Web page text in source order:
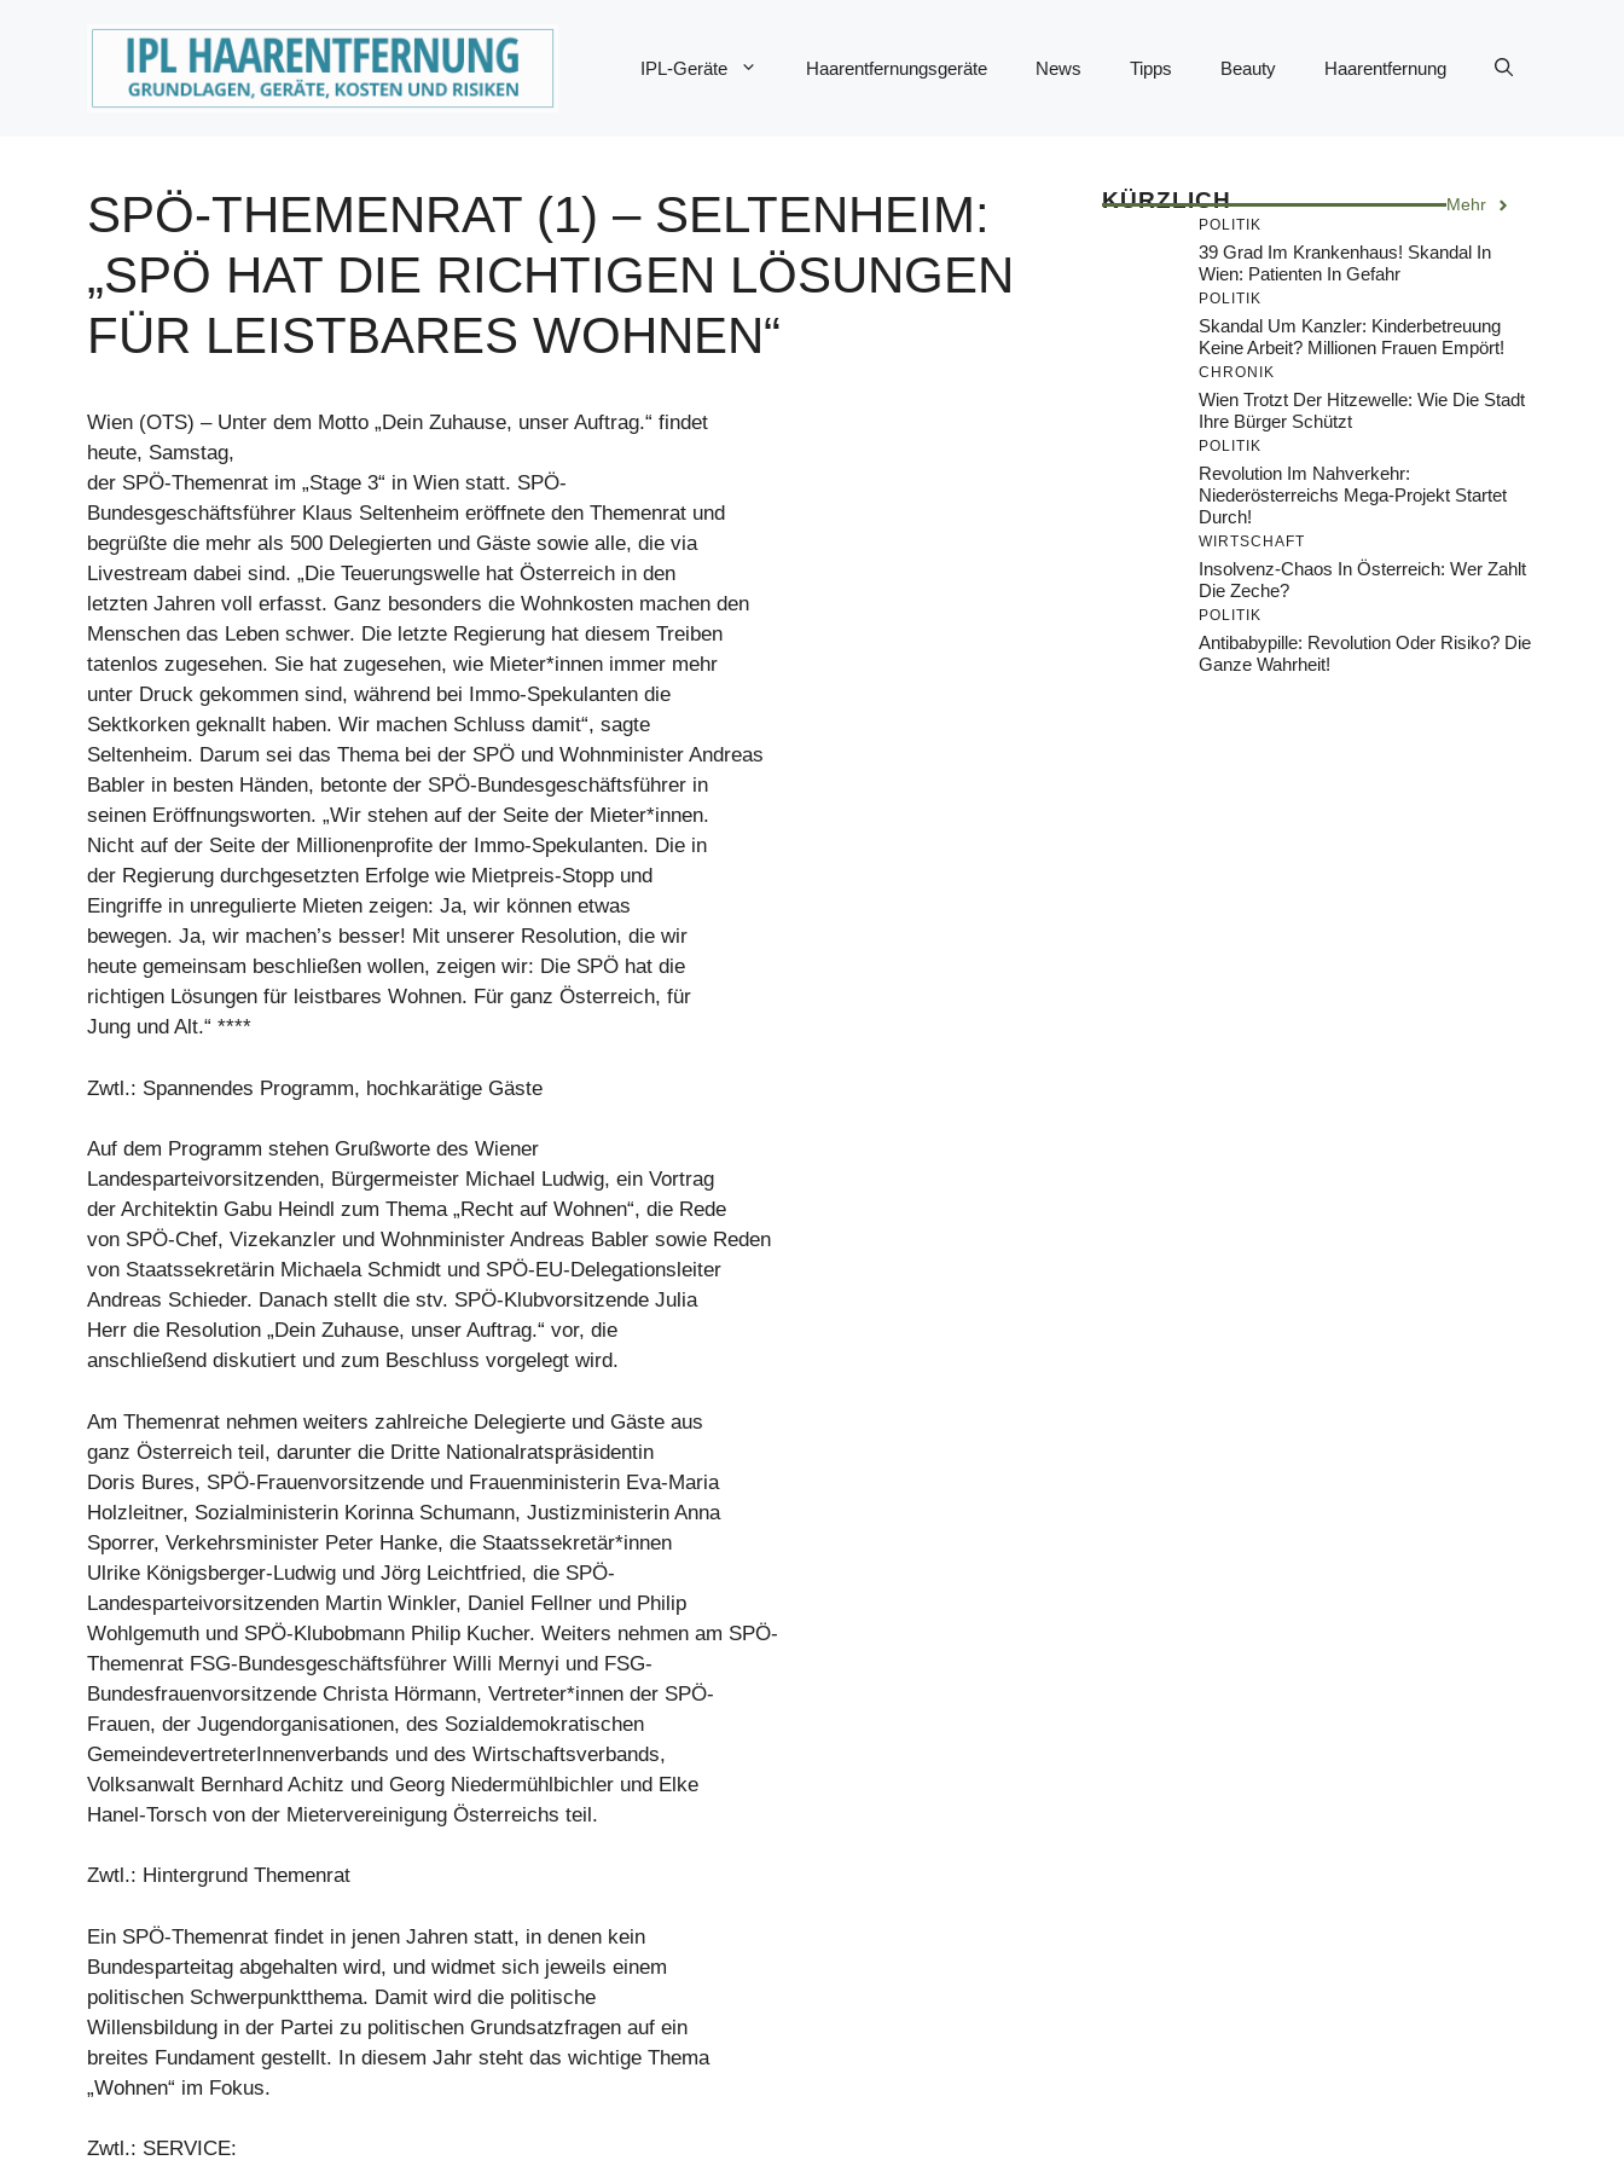
IPL-Geräte Haarentfernungsgeräte News Tipps Beauty Haarentfernung
SPÖ-THEMENRAT (1) – SELTENHEIM:
„SPÖ HAT DIE RICHTIGEN LÖSUNGEN
FÜR LEISTBARES WOHNEN“
Wien (OTS) – Unter dem Motto „Dein Zuhause, unser Auftrag.“ findet
heute, Samstag,
der SPÖ-Themenrat im „Stage 3“ in Wien statt. SPÖ-
Bundesgeschäftsführer Klaus Seltenheim eröffnete den Themenrat und
begrüßte die mehr als 500 Delegierten und Gäste sowie alle, die via
Livestream dabei sind. „Die Teuerungswelle hat Österreich in den
letzten Jahren voll erfasst. Ganz besonders die Wohnkosten machen den
Menschen das Leben schwer. Die letzte Regierung hat diesem Treiben
tatenlos zugesehen. Sie hat zugesehen, wie Mieter*innen immer mehr
unter Druck gekommen sind, während bei Immo-Spekulanten die
Sektkorken geknallt haben. Wir machen Schluss damit“, sagte
Seltenheim. Darum sei das Thema bei der SPÖ und Wohnminister Andreas
Babler in besten Händen, betonte der SPÖ-Bundesgeschäftsführer in
seinen Eröffnungsworten. „Wir stehen auf der Seite der Mieter*innen.
Nicht auf der Seite der Millionenprofite der Immo-Spekulanten. Die in
der Regierung durchgesetzten Erfolge wie Mietpreis-Stopp und
Eingriffe in unregulierte Mieten zeigen: Ja, wir können etwas
bewegen. Ja, wir machen’s besser! Mit unserer Resolution, die wir
heute gemeinsam beschließen wollen, zeigen wir: Die SPÖ hat die
richtigen Lösungen für leistbares Wohnen. Für ganz Österreich, für
Jung und Alt.“ ****
Zwtl.: Spannendes Programm, hochkarätige Gäste
Auf dem Programm stehen Grußworte des Wiener
Landesparteivorsitzenden, Bürgermeister Michael Ludwig, ein Vortrag
der Architektin Gabu Heindl zum Thema „Recht auf Wohnen“, die Rede
von SPÖ-Chef, Vizekanzler und Wohnminister Andreas Babler sowie Reden
von Staatssekretärin Michaela Schmidt und SPÖ-EU-Delegationsleiter
Andreas Schieder. Danach stellt die stv. SPÖ-Klubvorsitzende Julia
Herr die Resolution „Dein Zuhause, unser Auftrag.“ vor, die
anschließend diskutiert und zum Beschluss vorgelegt wird.
Am Themenrat nehmen weiters zahlreiche Delegierte und Gäste aus
ganz Österreich teil, darunter die Dritte Nationalratspräsidentin
Doris Bures, SPÖ-Frauenvorsitzende und Frauenministerin Eva-Maria
Holzleitner, Sozialministerin Korinna Schumann, Justizministerin Anna
Sporrer, Verkehrsminister Peter Hanke, die Staatssekretär*innen
Ulrike Königsberger-Ludwig und Jörg Leichtfried, die SPÖ-
Landesparteivorsitzenden Martin Winkler, Daniel Fellner und Philip
Wohlgemuth und SPÖ-Klubobmann Philip Kucher. Weiters nehmen am SPÖ-
Themenrat FSG-Bundesgeschäftsführer Willi Mernyi und FSG-
Bundesfrauenvorsitzende Christa Hörmann, Vertreter*innen der SPÖ-
Frauen, der Jugendorganisationen, des Sozialdemokratischen
GemeindevertreterInnenverbands und des Wirtschaftsverbands,
Volksanwalt Bernhard Achitz und Georg Niedermühlbichler und Elke
Hanel-Torsch von der Mietervereinigung Österreichs teil.
Zwtl.: Hintergrund Themenrat
Ein SPÖ-Themenrat findet in jenen Jahren statt, in denen kein
Bundesparteitag abgehalten wird, und widmet sich jeweils einem
politischen Schwerpunktthema. Damit wird die politische
Willensbildung in der Partei zu politischen Grundsatzfragen auf ein
breites Fundament gestellt. In diesem Jahr steht das wichtige Thema
„Wohnen“ im Fokus.
Zwtl.: SERVICE:
KÜRZLICH Mehr
POLITIK
39 Grad Im Krankenhaus! Skandal In
Wien: Patienten In Gefahr
POLITIK
Skandal Um Kanzler: Kinderbetreuung
Keine Arbeit? Millionen Frauen Empört!
CHRONIK
Wien Trotzt Der Hitzewelle: Wie Die Stadt
Ihre Bürger Schützt
POLITIK
Revolution Im Nahverkehr:
Niederösterreichs Mega-Projekt Startet
Durch!
WIRTSCHAFT
Insolvenz-Chaos In Österreich: Wer Zahlt
Die Zeche?
POLITIK
Antibabypille: Revolution Oder Risiko? Die
Ganze Wahrheit!